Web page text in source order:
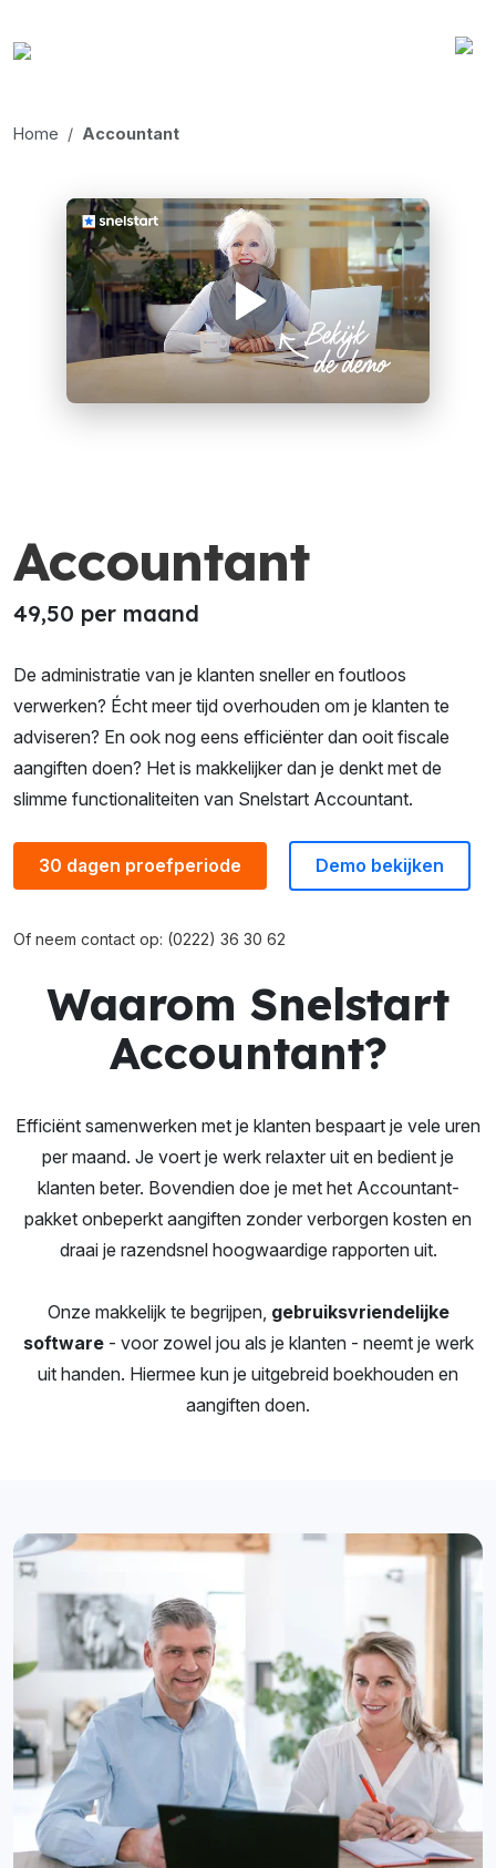
Home Accountant
Accountant
49,50 per maand
De administratie van je klanten sneller en foutloos
verwerken? Écht meer tijd overhouden om je klanten te
adviseren? En ook nog eens efficiënter dan ooit fiscale
aangiften doen? Het is makkelijker dan je denkt met de
slimme functionaliteiten van Snelstart Accountant.
30 dagen proefperiode Demo bekijken
Of neem contact op: (0222) 36 30 62
Waarom Snelstart
Accountant?
Efficiënt samenwerken met je klanten bespaart je vele uren
per maand. Je voert je werk relaxter uit en bedient je
klanten beter. Bovendien doe je met het Accountant-
pakket onbeperkt aangiften zonder verborgen kosten en
draai je razendsnel hoogwaardige rapporten uit.
Onze makkelijk te begrijpen, gebruiksvriendelijke
software- voor zowel jou als je klanten - neemt je werk
uit handen. Hiermee kun je uitgebreid boekhouden en
aangiften doen.